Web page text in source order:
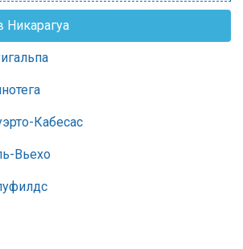
Никарагуа
Кабесас
Вьехо